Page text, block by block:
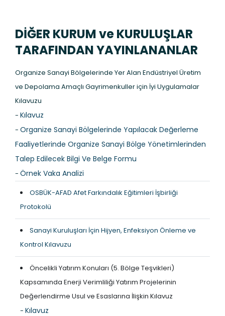
DİĞER KURUM ve KURULUŞLAR
TARAFINDAN YAYINLANANLAR
Organize Sanayi Bölgelerinde Yer Alan Endüstriyel Üretim
ve Depolama Amaçlı Gayrimenkuller için İyi Uygulamalar
Kılavuzu
- Kılavuz
- Organize Sanayi Bölgelerinde Yapılacak Değerleme
Faaliyetlerinde Organize Sanayi Bölge Yönetimlerinden
Talep Edilecek Bilgi Ve Belge Formu
- Örnek Vaka Analizi
OSBÜK-AFAD Afet Farkındalık Eğitimleri İşbirliği
Protokolü
Sanayi Kuruluşları İçin Hijyen, Enfeksiyon Önleme ve
Kontrol Kılavuzu
Öncelikli Yatırım Konuları (5. Bölge Teşvikleri)
Kapsamında Enerji Verimliliği Yatırım Projelerinin
Değerlendirme Usul ve Esaslarına İlişkin Kılavuz
- Kılavuz